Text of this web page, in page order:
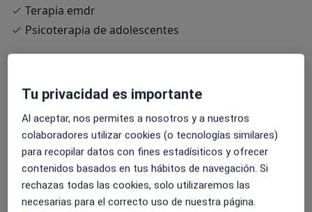
Terapia emdr
Psicoterapia de adolescentes
Especialista en:
Pacientes que atiendo
Adultos
Niños a partir de 6 años (Solo en algunas
direcciones)
Tipos de consulta
PresencialVer direcciones (2)
Tu privacidad es importante
Al aceptar, nos permites a nosotros y a nuestros
colaboradores utilizar cookies (o tecnologías similares)
para recopilar datos con fines estadísiticos y ofrecer
contenidos basados en tus hábitos de navegación. Si
rechazas todas las cookies, solo utilizaremos las
necesarias para el correcto uso de nuestra página.